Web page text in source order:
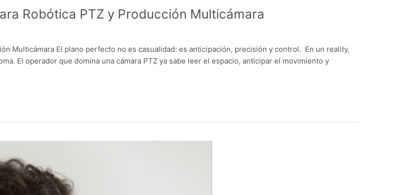
Robótica PTZ y Producción Multicámara
Multicámara El plano perfecto no es casualidad: es anticipación, precisión y control. En un reality,
El operador que domina una cámara PTZ ya sabe leer el espacio, anticipar el movimiento y